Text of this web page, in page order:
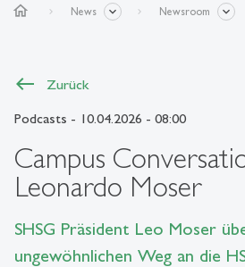
home News Newsroom
Zurück
Podcasts - 10.04.2026 - 08:00
Campus
Leonardo Moser
SHSG Präsident Leo Moser
ungewöhnlichen Weg an die